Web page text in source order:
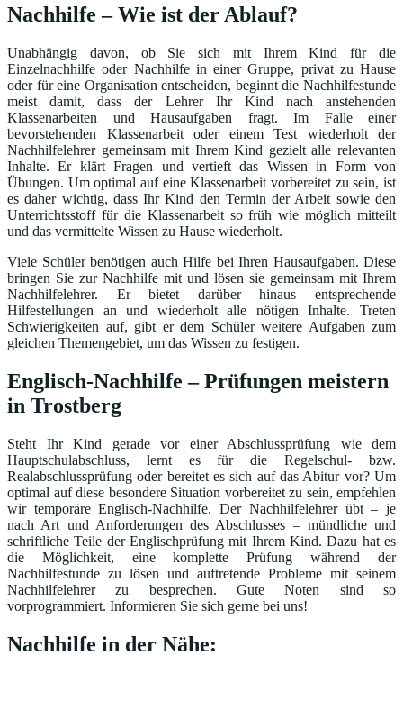
Nachhilfe – Wie ist der Ablauf?
Unabhängig davon, ob Sie sich mit Ihrem Kind für die
Einzelnachhilfe oder Nachhilfe in einer Gruppe, privat zu Hause
oder für eine Organisation entscheiden, beginnt die Nachhilfestunde
meist damit, dass der Lehrer Ihr Kind nach anstehenden
Klassenarbeiten und Hausaufgaben fragt. Im Falle einer
bevorstehenden Klassenarbeit oder einem Test wiederholt der
Nachhilfelehrer gemeinsam mit Ihrem Kind gezielt alle relevanten
Inhalte. Er klärt Fragen und vertieft das Wissen in Form von
Übungen. Um optimal auf eine Klassenarbeit vorbereitet zu sein, ist
es daher wichtig, dass Ihr Kind den Termin der Arbeit sowie den
Unterrichtsstoff für die Klassenarbeit so früh wie möglich mitteilt
und das vermittelte Wissen zu Hause wiederholt.
Viele Schüler benötigen auch Hilfe bei Ihren Hausaufgaben. Diese
bringen Sie zur Nachhilfe mit und lösen sie gemeinsam mit Ihrem
Nachhilfelehrer. Er bietet darüber hinaus entsprechende
Hilfestellungen an und wiederholt alle nötigen Inhalte. Treten
Schwierigkeiten auf, gibt er dem Schüler weitere Aufgaben zum
gleichen Themengebiet, um das Wissen zu festigen.
Englisch-Nachhilfe – Prüfungen meistern
in Trostberg
Steht Ihr Kind gerade vor einer Abschlussprüfung wie dem
Hauptschulabschluss, lernt es für die Regelschul- bzw.
Realabschlussprüfung oder bereitet es sich auf das Abitur vor? Um
optimal auf diese besondere Situation vorbereitet zu sein, empfehlen
wir temporäre Englisch-Nachhilfe. Der Nachhilfelehrer übt – je
nach Art und Anforderungen des Abschlusses – mündliche und
schriftliche Teile der Englischprüfung mit Ihrem Kind. Dazu hat es
die Möglichkeit, eine komplette Prüfung während der
Nachhilfestunde zu lösen und auftretende Probleme mit seinem
Nachhilfelehrer zu besprechen. Gute Noten sind so
vorprogrammiert. Informieren Sie sich gerne bei uns!
Nachhilfe in der Nähe: